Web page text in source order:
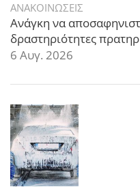
ΑΝΑΚΟΙΝΩΣΕΙΣ
Ανάγκη να
δραστηριότητες
6 Αυγ. 2026